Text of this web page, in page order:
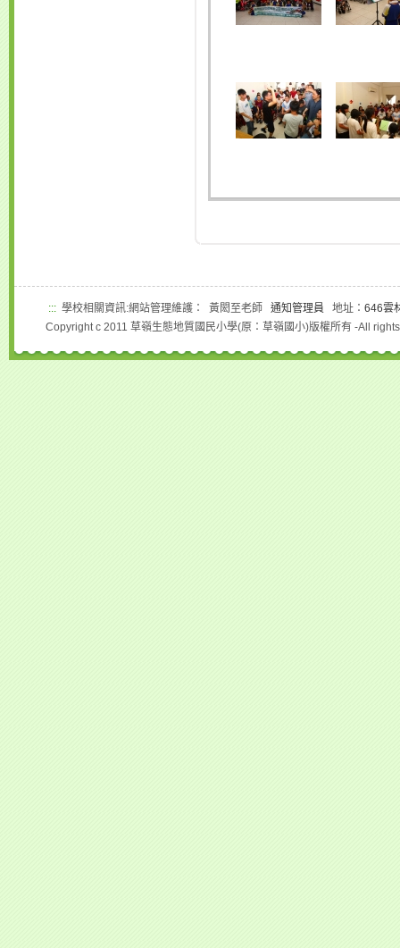
::: 學校相關資訊:網站管理維護： 黃閎至老師 通知管理員 地址： 646雲
Copyright c 2011 草嶺生態地質國民小學(原：草嶺國小)版權所有 -All